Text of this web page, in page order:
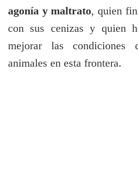
agonía y maltrato, quien
con sus cenizas y quien
mejorar las
animales en esta frontera.